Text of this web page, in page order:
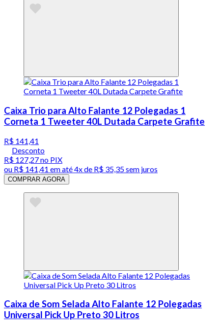
Caixa Trio para Alto Falante 12 Polegadas 1
Corneta 1 Tweeter 40L Dutada Carpete Grafite
R$ 141,41
Desconto
R$ 127,27no PIX
ou R$ 141,41 em até4x de R$ 35,35 sem juros
COMPRAR AGORA
Caixa de Som Selada Alto Falante 12 Polegadas
Universal Pick Up Preto 30 Litros